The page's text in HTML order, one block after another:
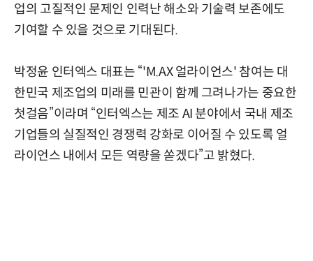
업의 고질적인 문제인 인력난 해소와 기술력 보존에도
기여할 수 있을 것으로 기대된다.
박정윤 인터엑스 대표는 “'M.AX 얼라이언스' 참여는 대
한민국 제조업의 미래를 민관이 함께 그려나가는 중요한
첫걸음”이라며 “인터엑스는 제조 AI 분야에서 국내 제조
기업들의 실질적인 경쟁력 강화로 이어질 수 있도록 얼
라이언스 내에서 모든 역량을 쏟겠다”고 밝혔다.